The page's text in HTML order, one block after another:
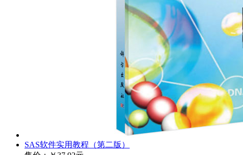
SAS软件实用教程（第二版）